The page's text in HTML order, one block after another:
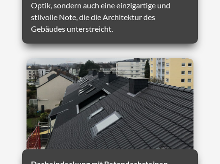
Optik, sondern auch eine einzigartige und
stilvolle Note, die die Architektur des
Gebäudes unterstreicht.